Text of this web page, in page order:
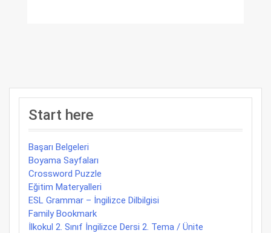
Start here
Başarı Belgeleri
Boyama Sayfaları
Crossword Puzzle
Eğitim Materyalleri
ESL Grammar – İngilizce Dilbilgisi
Family Bookmark
İlkokul 2. Sınıf İngilizce Dersi 2. Tema / Ünite